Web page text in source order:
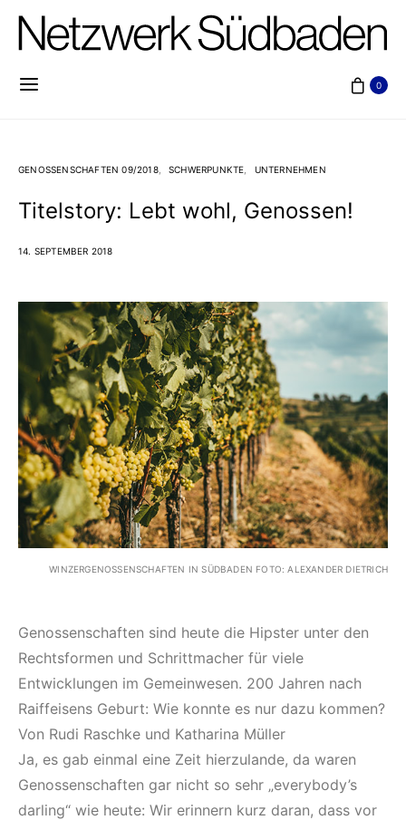
0
GENOSSENSCHAFTEN 09/2018 SCHWERPUNKTE UNTERNEHMEN
Titelstory: Lebt wohl, Genossen!
14. SEPTEMBER 2018
WINZERGENOSSENSCHAFTEN IN SÜDBADEN FOTO: ALEXANDER DIETRICH
Genossenschaften sind heute die Hipster unter den
Rechtsformen und Schrittmacher für viele
Entwicklungen im Gemeinwesen. 200 Jahren nach
Raiffeisens Geburt: Wie konnte es nur dazu kommen?
Von Rudi Raschke und Katharina Müller
Ja, es gab einmal eine Zeit hierzulande, da waren
Genossenschaften gar nicht so sehr „everybody’s
darling“ wie heute: Wir erinnern kurz daran, dass vor